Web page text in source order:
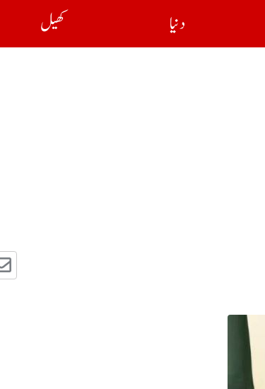
دنیا کھیل